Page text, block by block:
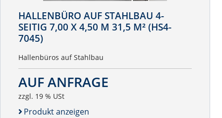
HALLENBÜRO AUF STAHLBAU 4-
SEITIG 7,00 X 4,50 M 31,5 M² (HS4-
7045)
Hallenbüros auf Stahlbau
AUF ANFRAGE
zzgl. 19 % USt
Produkt anzeigen